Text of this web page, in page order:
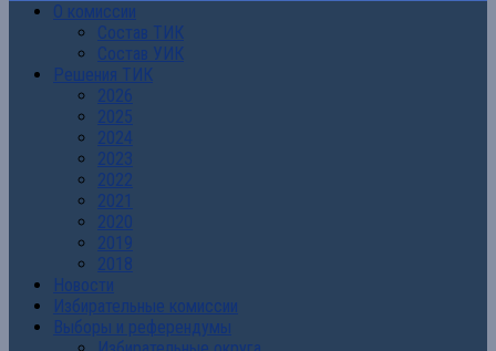
О комиссии
Состав ТИК
Состав УИК
Решения ТИК
2026
2025
2024
2023
2022
2021
2020
2019
2018
Новости
Избирательные комиссии
Выборы и референдумы